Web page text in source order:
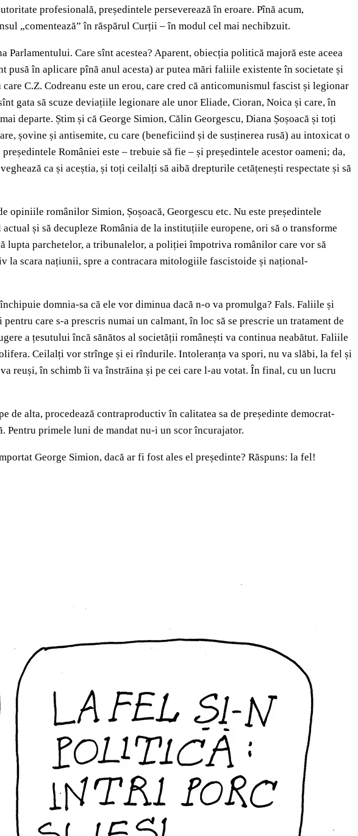
profesională, președintele perseverează în eroare. Pînă acum,
„comentează” în răspărul Curții – în modul cel mai nechibzuit.
Care sînt acestea? Aparent, obiecția politică majoră este aceea
în aplicare pînă anul acesta) ar putea mări faliile existente în societate și
C.Z. Codreanu este un erou, care cred că anticomunismul fascist și legionar
gata să scuze deviațiile legionare ale unor Eliade, Cioran, Noica și care, în
departe. Știm și că George Simion, Călin Georgescu, Diana Șoșoacă și toți
șovine și antisemite, cu care (beneficiind și de susținerea rusă) au intoxicat o
României este – trebuie să fie – și președintele acestor oameni; da,
ca și aceștia, și toți ceilalți să aibă drepturile cetățenești respectate și să
opiniile românilor Simion, Șoșoacă, Georgescu etc. Nu este președintele
și să decupleze România de la instituțiile europene, ori să o transforme
lupta parchetelor, a tribunalelor, a poliției împotriva românilor care vor să
la scara națiunii, spre a contracara mitologiile fascistoide și național-
domnia-sa că ele vor diminua dacă n-o va promulga? Fals. Faliile și
care s-a prescris numai un calmant, în loc să se prescrie un tratament de
a țesutului încă sănătos al societății românești va continua neabătut. Faliile
Ceilalți vor strînge și ei rîndurile. Intoleranța va spori, nu va slăbi, la fel și
reuși, în schimb îi va înstrăina și pe cei care l-au votat. În final, cu un lucru
de alta, procedează contraproductiv în calitatea sa de președinte democrat-
Pentru primele luni de mandat nu-i un scor încurajator.
George Simion, dacă ar fi fost ales el președinte? Răspuns: la fel!